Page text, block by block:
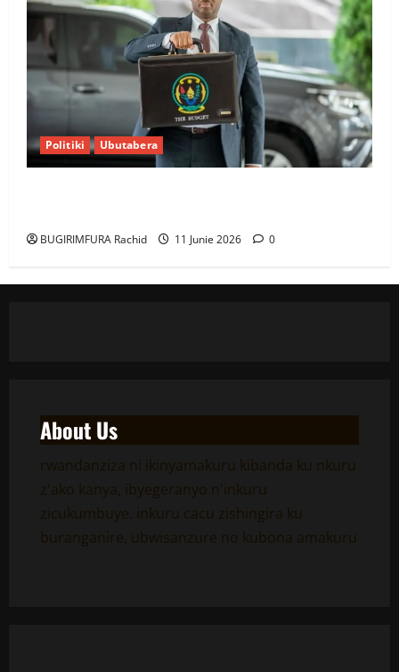
Politiki Ubutabera
BUGIRIMFURA Rachid 11 Junie 2026 0
About Us
rwandanziza ni ikinyamakuru kibanda ku nkuru
z'ako kanya, ibyegeranyo n'inkuru
zicukumbuye. inkuru cacu zishingira ku
buranganire, ubwisanzure no kubona amakuru